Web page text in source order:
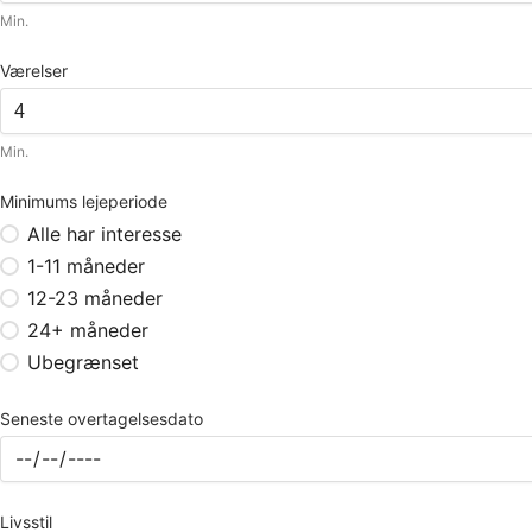
Min.
Værelser
Min.
Minimums lejeperiode
Alle har interesse
1-11 måneder
12-23 måneder
24+ måneder
Ubegrænset
Seneste overtagelsesdato
Livsstil